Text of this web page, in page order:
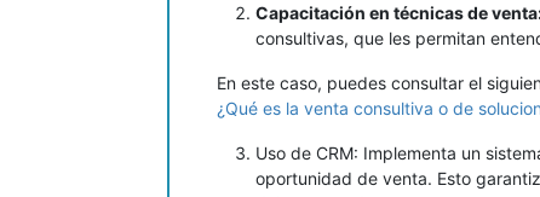
Capacitación en técnicas de
consultivas, que les permitan
En este caso, puedes consultar el
¿Qué es la venta consultiva o de
Uso de CRM: Implementa un
oportunidad de venta. Esto